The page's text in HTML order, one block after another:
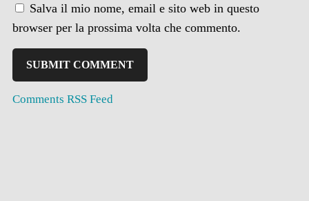
Salva il mio nome, email e sito web in questo
browser per la prossima volta che commento.
Comments RSS Feed